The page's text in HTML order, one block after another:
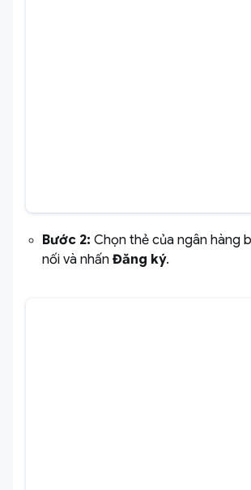
Bước 2: Chọn thẻ của ngân hàng
nối và nhấn Đăng ký.